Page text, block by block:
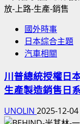
國外時事
日本綜合主題
汽車相關
川普總統授權日
生產製造銷售日
UNOLIN 2025-12-04